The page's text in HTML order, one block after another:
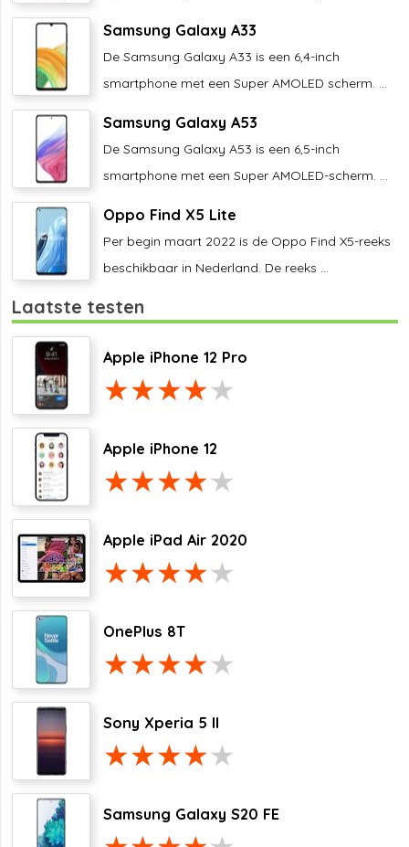
Samsung Galaxy A33
De Samsung Galaxy A33 is een 6,4-inch
smartphone met een Super AMOLED scherm. ...
Samsung Galaxy A53
De Samsung Galaxy A53 is een 6,5-inch
smartphone met een Super AMOLED-scherm. ...
Oppo Find X5 Lite
Per begin maart 2022 is de Oppo Find X5-reeks
beschikbaar in Nederland. De reeks ...
Laatste testen
Apple iPhone 12 Pro
Apple iPhone 12
Apple iPad Air 2020
OnePlus 8T
Sony Xperia 5 II
Samsung Galaxy S20 FE